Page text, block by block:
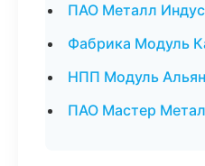
ПАО Металл
Фабрика Модуль
НПП Модуль
ПАО Мастер